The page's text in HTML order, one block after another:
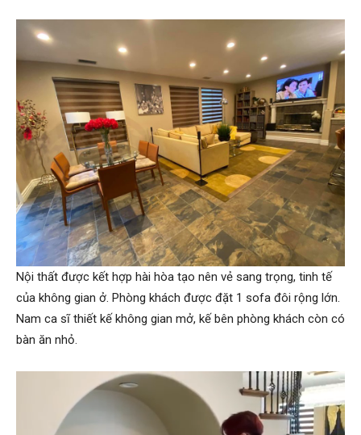
Nội thất được kết hợp hài hòa tạo nên vẻ sang trọng, tinh tế
của không gian ở. Phòng khách được đặt 1 sofa đôi rộng lớn.
Nam ca sĩ thiết kế không gian mở, kế bên phòng khách còn có
bàn ăn nhỏ.